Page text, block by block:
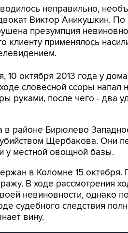
неправильно,
Виктор Аникушкин.
презумпция
клиенту применялось
10 октября 2013 года у
словесной ссоры напал
руками, после чего - два
в районе Бирюлево
Щербакова. Они
у местной овощной базы.
в Коломне 15 октября.
В ходе рассмотрения
невиновности, однако
судебного следствия
вину.